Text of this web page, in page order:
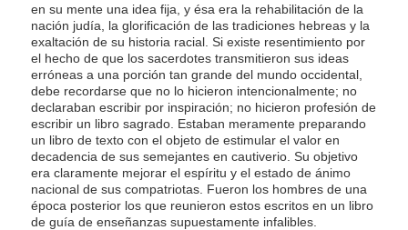
en su mente una idea fija, y ésa era la rehabilitación de la
nación judía, la glorificación de las tradiciones hebreas y la
exaltación de su historia racial. Si existe resentimiento por
el hecho de que los sacerdotes transmitieron sus ideas
erróneas a una porción tan grande del mundo occidental,
debe recordarse que no lo hicieron intencionalmente; no
declaraban escribir por inspiración; no hicieron profesión de
escribir un libro sagrado. Estaban meramente preparando
un libro de texto con el objeto de estimular el valor en
decadencia de sus semejantes en cautiverio. Su objetivo
era claramente mejorar el espíritu y el estado de ánimo
nacional de sus compatriotas. Fueron los hombres de una
época posterior los que reunieron estos escritos en un libro
de guía de enseñanzas supuestamente infalibles.